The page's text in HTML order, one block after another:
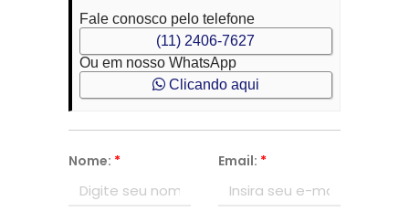
Fale conosco pelo telefone
(11) 2406-7627
Ou em nosso WhatsApp
Clicando aqui
Nome: * Email: *